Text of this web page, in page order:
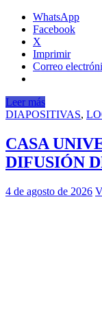
WhatsApp
Facebook
X
Imprimir
Correo
Leer más
DIAPOSITIVAS,
CASA
DIFUSIÓN
4 de agosto de 2026